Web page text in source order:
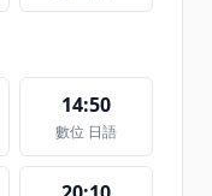
14:50
數位 日語